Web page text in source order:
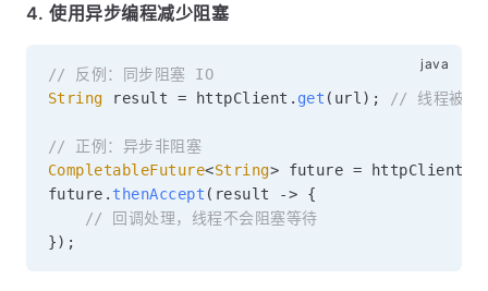
4. 使用异步编程减少阻塞
// 反例：同步阻塞 IO
String result = httpClient . get ( url ) ; // 线程被挂
// 正例：异步非阻塞
CompletableFuture<String> future = httpClient
future . thenAccept ( result ->
{
// 回调处理，线程不会阻塞等待
}) ;